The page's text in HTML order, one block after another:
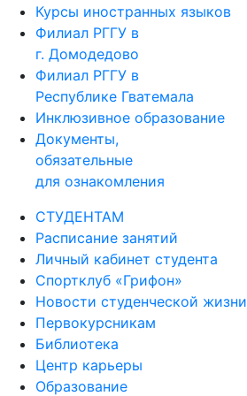
Курсы иностранных языков
Филиал РГГУ в
г. Домодедово
Филиал РГГУ в
Республике Гватемала
Инклюзивное образование
Документы,
обязательные
для ознакомления
СТУДЕНТАМ
Расписание занятий
Личный кабинет студента
Спортклуб «Грифон»
Новости студенческой жизни
Первокурсникам
Библиотека
Центр карьеры
Образование